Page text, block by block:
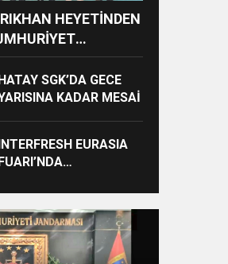
HEYETİNDEN
ZİYARET
SGK’DA GECE
KADAR MESAİ
EURASIA
İÇİN GERİ
BAŞLADI